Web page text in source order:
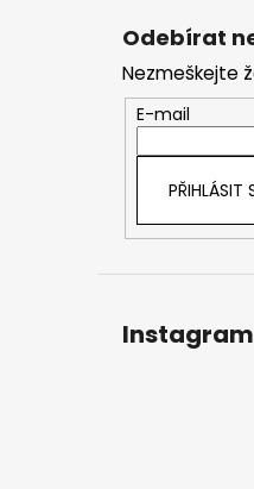
Odebírat
Nezmeškejte
E-mail
PŘIHLÁSIT
Instagram